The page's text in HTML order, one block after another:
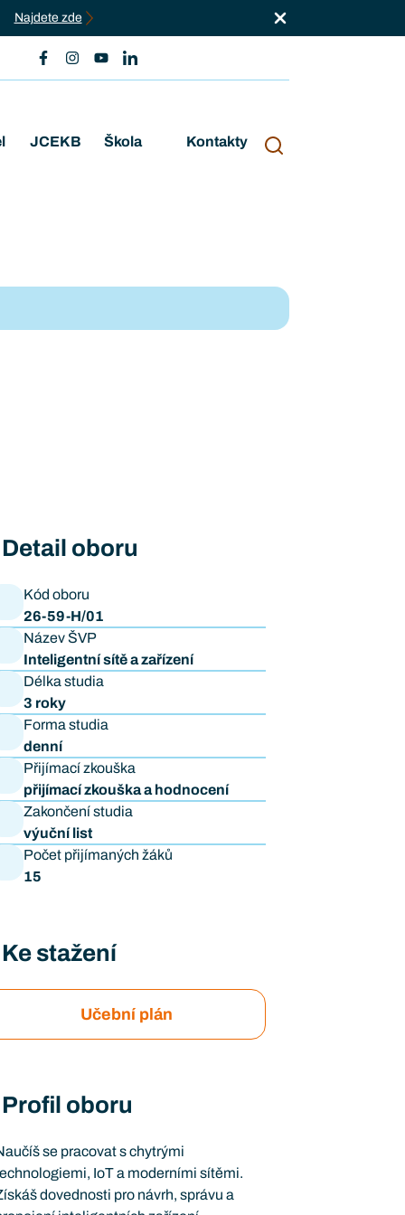
Najdete zde
JCEKB Škola Kontakty
Detail oboru
Kód oboru
26-59-H/01
Název ŠVP
Inteligentní sítě a zařízení
Délka studia
3 roky
Forma studia
denní
Přijímací zkouška
přijímací zkouška a hodnocení
Zakončení studia
výuční list
Počet přijímaných žáků
15
Ke stažení
Učební plán
Profil oboru
se pracovat s chytrými
IoT a moderními sítěmi.
dovednosti pro návrh, správu a